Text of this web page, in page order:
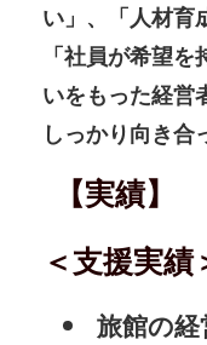
い」、「人材育
「社員が希望
いをもった経営
しっかり向き合
【実績】
＜支援実績
旅館の